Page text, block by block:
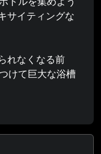
サイティングな
れなくなる前
けて巨大な浴槽